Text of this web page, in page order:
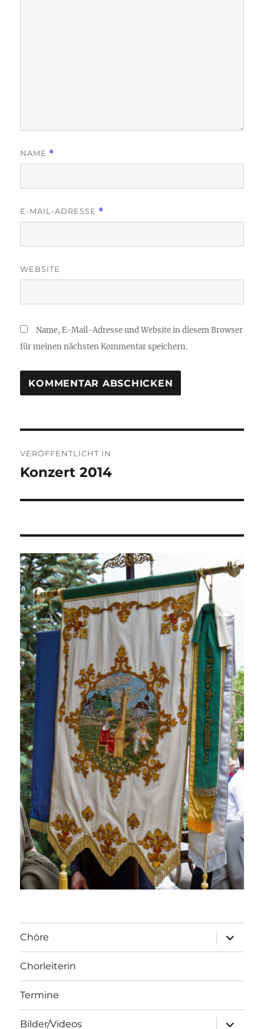
NAME *
E-MAIL-ADRESSE *
WEBSITE
Name, E-Mail-Adresse und Website in diesem Browser
für meinen nächsten Kommentar speichern.
VERÖFFENTLICHT IN
Konzert 2014
Chöre
öffnen
Chorleiterin
Termine
Bilder/Videos